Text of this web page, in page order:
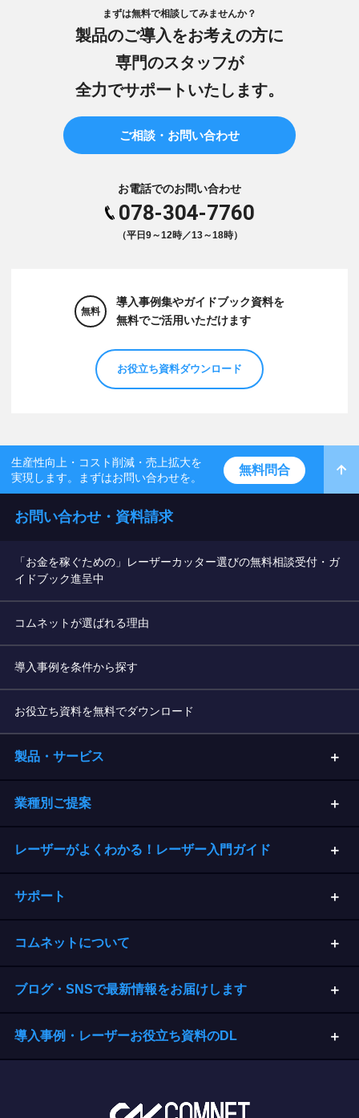
まずは無料で相談してみませんか？
製品のご導入をお考えの方に
専門のスタッフが
全力でサポートいたします。
ご相談・お問い合わせ
お電話でのお問い合わせ
078-304-7760
（平日9～12時／13～18時）
無料
導入事例集やガイドブック資料を
無料でご活用いただけます
お役立ち資料ダウンロード
生産性向上・コスト削減・売上拡大を
実現します。まずはお問い合わせを。
無料問合
お問い合わせ・資料請求
「お金を稼ぐための」レーザーカッター選びの無料相談受付・ガ
イドブック進呈中
コムネットが選ばれる理由
導入事例を条件から探す
お役立ち資料を無料でダウンロード
製品・サービス
業種別ご提案
レーザーがよくわかる！レーザー入門ガイド
サポート
コムネットについて
ブログ・SNSで最新情報をお届けします
導入事例・レーザーお役立ち資料のDL